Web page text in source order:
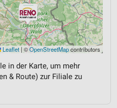
Leaflet | ©OpenStreetMapcontributors
in der Karte, um mehr
& Route) zur Filiale zu